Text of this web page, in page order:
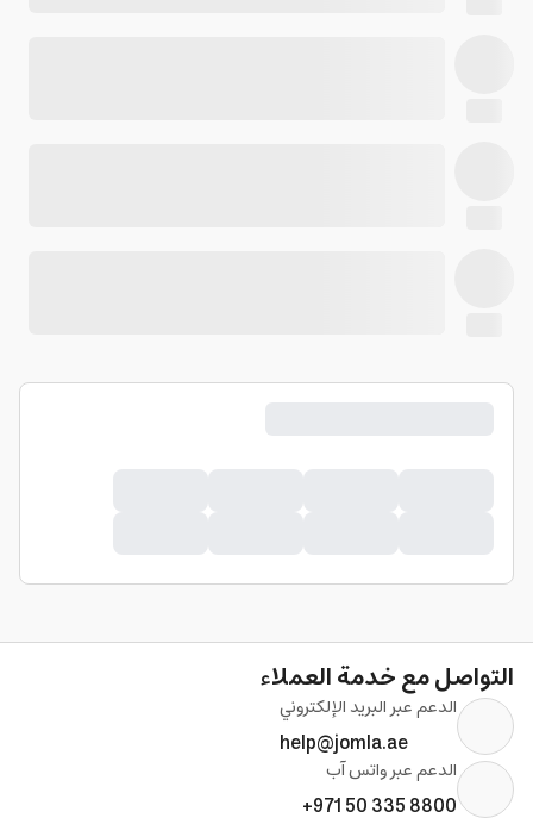
التواصل مع خدمة العملاء
الدعم عبر البريد الإلكتروني
help@jomla.ae
الدعم عبر واتس آب
+971 50 335 8800